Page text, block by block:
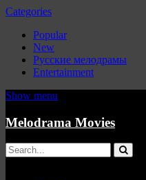
Categories
Popular
New
Русские мелодрамы
Entertainment
Show menu
Melodrama Movies